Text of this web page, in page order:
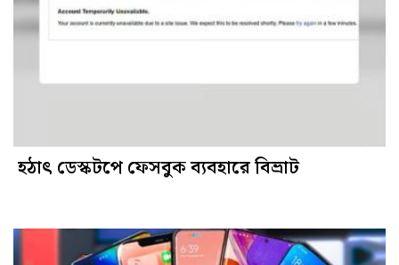
হঠাৎ ডেস্কটপে ফেসবুক ব্যবহারে বিভ্রাট